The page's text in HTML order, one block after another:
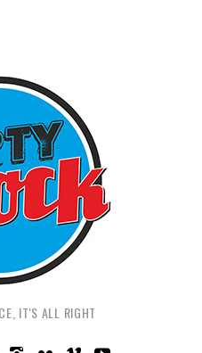
IT'S ALL RIGHT